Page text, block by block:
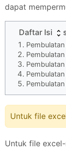
dapat
Daftar Isi
Untuk file
Untuk file